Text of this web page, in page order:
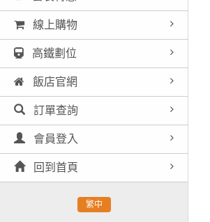
線上購物
高鐵劃位
飯店官網
訂單查詢
會員登入
回到首頁
繁中